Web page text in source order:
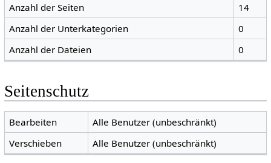
Anzahl der Seiten
14
Anzahl der Unterkategorien
0
Anzahl der Dateien
0
Seitenschutz
Bearbeiten
Alle Benutzer (unbeschränkt)
Verschieben
Alle Benutzer (unbeschränkt)